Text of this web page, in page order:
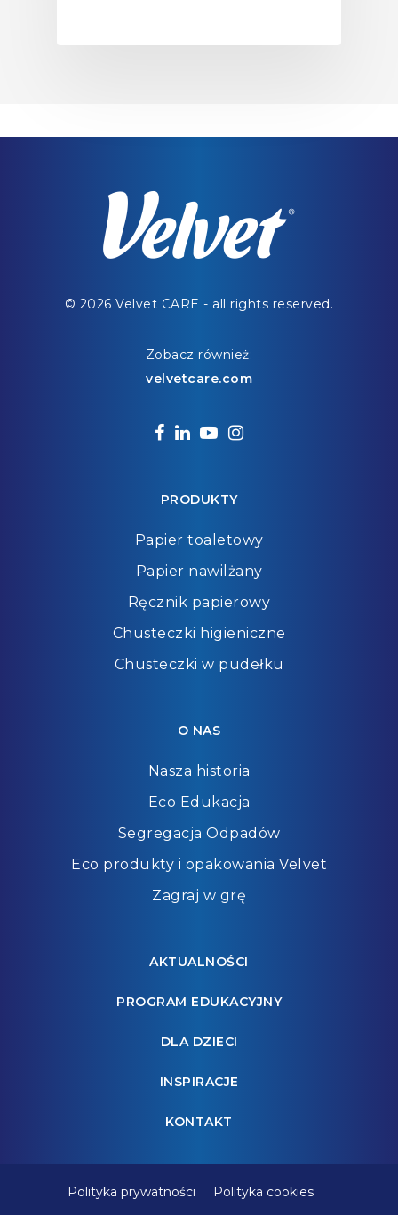
© 2026 Velvet CARE - all rights reserved.
Zobacz również:
velvetcare.com
facebook
linkedin
youtubeinstagram
PRODUKTY
Papier toaletowy
Papier nawilżany
Ręcznik papierowy
Chusteczki higieniczne
Chusteczki w pudełku
O NAS
Nasza historia
Eco Edukacja
Segregacja Odpadów
Eco produkty i opakowania Velvet
Zagraj w grę
AKTUALNOŚCI
PROGRAM EDUKACYJNY
DLA DZIECI
INSPIRACJE
KONTAKT
Polityka prywatności Polityka cookies